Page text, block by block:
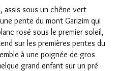
assis sous un chêne vert
pente du mont Garizim qui
rosé sous le premier soleil,
sur les premières pentes du
à une poignée de gros
grand enfant sur un pré